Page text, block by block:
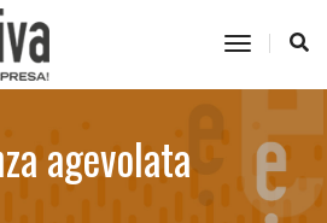
toggle
agevolata